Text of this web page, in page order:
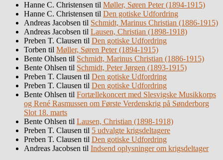
Hanne C. Christensen til Møller, Søren Peter (1894-1915)
Hanne C. Christensen til Den gotiske Udfordring
Andreas Jacobsen til Schmidt, Marinus Christian (1886-1915)
Andreas Jacobsen til Lausen, Christian (1898-1918)
Preben T. Clausen til Den gotiske Udfordring
Torben til Møller, Søren Peter (1894-1915)
Bente Ohlsen til Schmidt, Marinus Christian (1886-1915)
Bente Ohlsen til Schmidt, Peter Jørgen (1893-1915)
Preben T. Clausen til Den gotiske Udfordring
Preben T. Clausen til Den gotiske Udfordring
Bente Ohlsen til Fortællekoncert med Slesvigske Musikkorps
og René Rasmussen om Første Verdenskrig på Sønderborg
Slot 18. marts
Bente Ohlsen til Lausen, Christian (1898-1918)
Preben T. Clausen til 5 udvalgte krigsdeltagere
Preben T. Clausen til Den gotiske Udfordring
Andreas Jacobsen til Indsend oplysninger om krigsdeltager